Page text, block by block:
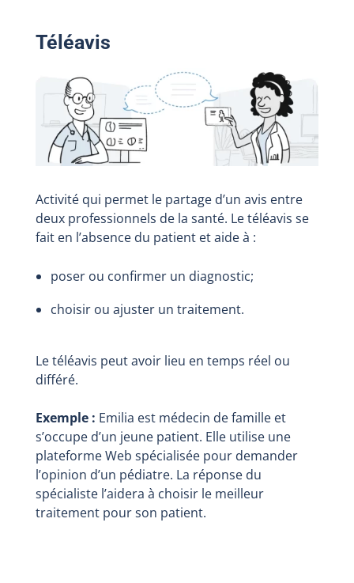
Téléavis
Activité qui permet le partage d’un avis entre
deux professionnels de la santé. Le téléavis se
fait en l’absence du patient et aide à :
poser ou confirmer un diagnostic;
choisir ou ajuster un traitement.
Le téléavis peut avoir lieu en temps réel ou
différé.
Exemple : Emilia est médecin de famille et
s’occupe d’un jeune patient. Elle utilise une
plateforme Web spécialisée pour demander
l’opinion d’un pédiatre. La réponse du
spécialiste l’aidera à choisir le meilleur
traitement pour son patient.